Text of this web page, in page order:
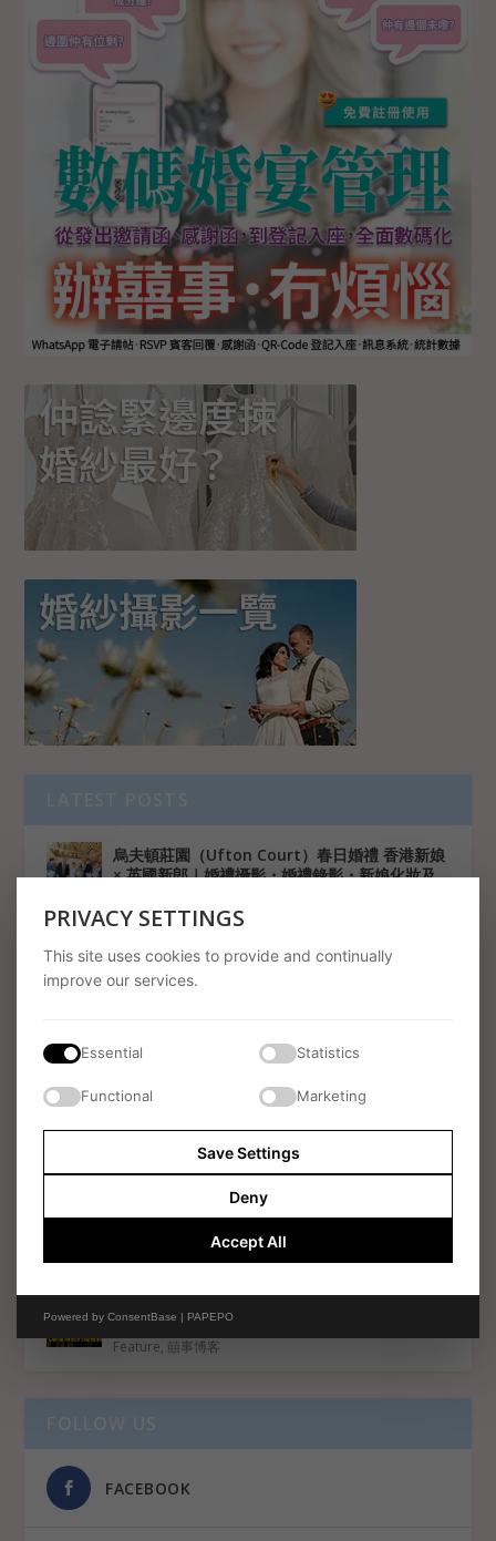
烏夫頓莊園（Ufton Court）春日婚禮 香港新娘
× 英國新郎｜婚禮攝影・婚禮錄影・新娘化妝及
囍事博客
告別尷尬擺拍！紀實風攝影與婚禮限時動態小幫
手如何席捲年輕人的婚禮
Holly & Charlie 英國浪漫婚禮｜Hampshire
Southdowns Manor 婚紗攝影及錄影服務
囍事博客
Hong Kong Couple’s Intimate Wedding at
Wandsworth Town Hall, London |
輕婚禮
Feature, 囍事博客
FOLLOW US
FACEBOOK
PRIVACY SETTINGS
This site uses cookies to provide and continually
improve our services.
Essential Statistics
Functional Marketing
Save Settings
Deny
Accept All
Powered by ConsentBase | PAPEPO